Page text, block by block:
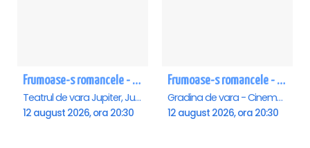
Frumoase-s romancele - Jupiter
Teatrul de vara Jupiter, Jupiter
12 august 2026, ora 20:30
Frumoase-s romancele - Saturn
Gradina de vara - Cinema Saturn, Saturn
12 august 2026, ora 20:30